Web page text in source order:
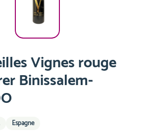
Vignes rouge
Binissalem-
Espagne